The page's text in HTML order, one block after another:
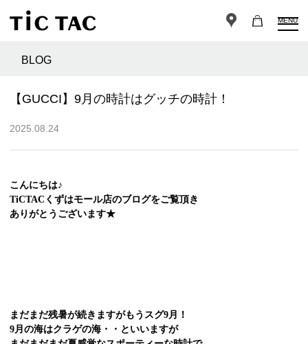
MENU
BLOG
【GUCCI】9月の時計はグッチの時計！
2025.08.24
こんにちは♪
TiCTACくずはモール店のブログをご覧頂き
ありがとうございます★
まだまだ残暑が続きますがもうスグ9月！
9月の海はクラゲの海・・といいますが